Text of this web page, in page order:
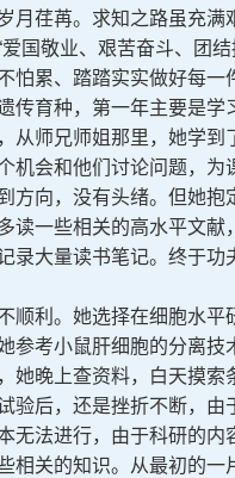
月荏苒。求知之路虽充
国敬业、艰苦奋斗、团
怕累、踏踏实实做好每一
传育种，第一年主要是学
从师兄师姐那里，她学
机会和他们讨论问题，
方向，没有头绪。但她
读一些相关的高水平文
录大量读书笔记。终于
利。她选择在细胞水平
参考小鼠肝细胞的分离
她晚上查资料，白天摸
验后，还是挫折不断，
无法进行，由于科研的
相关的知识。从最初的